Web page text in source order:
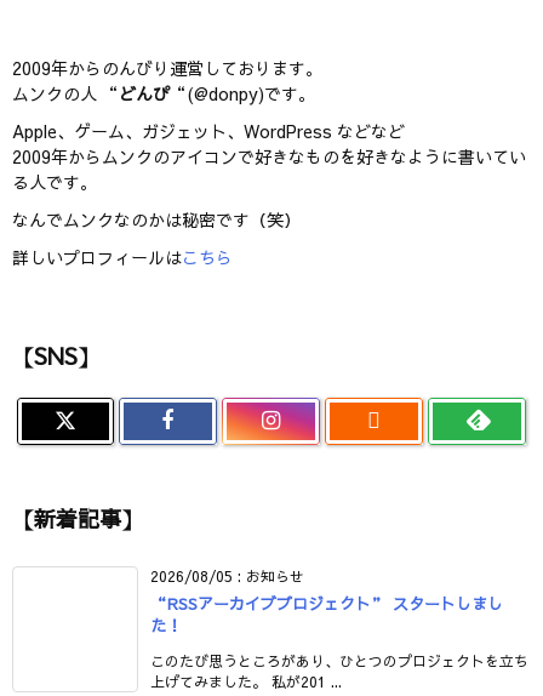
2009年からのんびり運営しております。
ムンクの人 “ どんぴ“(@donpy)です。
Apple、ゲーム、ガジェット、WordPress などなど
2009年からムンクのアイコンで好きなものを好きなように書いてい
る人です。
なんでムンクなのかは秘密です（笑）
詳しいプロフィールはこちら
【SNS】

【新着記事】
2026/08/05 : お知らせ
“RSSアーカイブプロジェクト” スタートしまし
た！
このたび思うところがあり、ひとつのプロジェクトを立ち
上げてみました。 私が201 ...